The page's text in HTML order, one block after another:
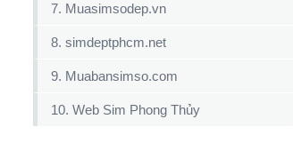
7. Muasimsodep.vn
8. simdeptphcm.net
9. Muabansimso.com
10. Web Sim Phong Thủy